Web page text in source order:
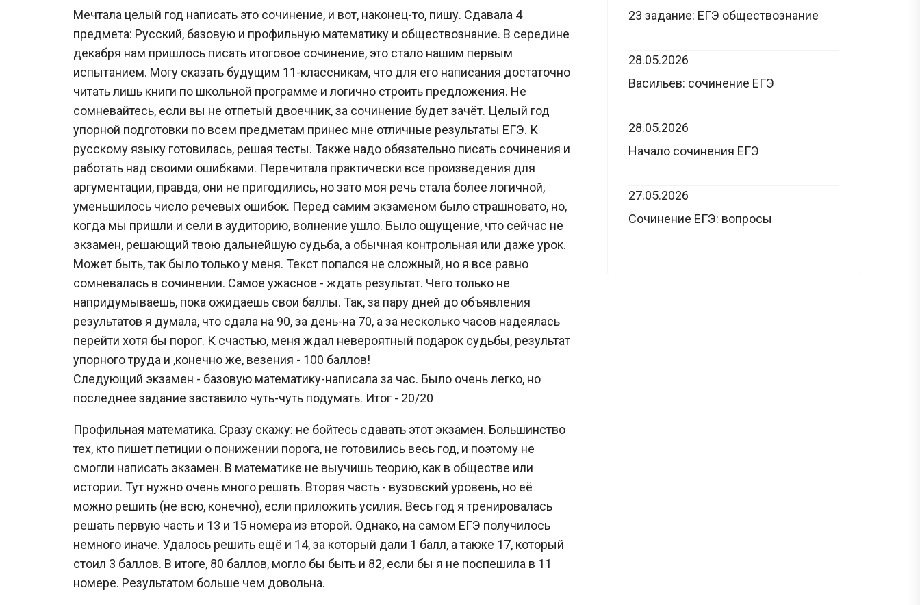
Мечтала целый год написать это сочинение, и вот, наконец-то, пишу. Сдавала 4
предмета: Русский, базовую и профильную математику и обществознание. В середине
декабря нам пришлось писать итоговое сочинение, это стало нашим первым
испытанием. Могу сказать будущим 11-классникам, что для его написания достаточно
читать лишь книги по школьной программе и логично строить предложения. Не
сомневайтесь, если вы не отпетый двоечник, за сочинение будет зачёт. Целый год
упорной подготовки по всем предметам принес мне отличные результаты ЕГЭ. К
русскому языку готовилась, решая тесты. Также надо обязательно писать сочинения и
работать над своими ошибками. Перечитала практически все произведения для
аргументации, правда, они не пригодились, но зато моя речь стала более логичной,
уменьшилось число речевых ошибок. Перед самим экзаменом было страшновато, но,
когда мы пришли и сели в аудиторию, волнение ушло. Было ощущение, что сейчас не
экзамен, решающий твою дальнейшую судьба, а обычная контрольная или даже урок.
Может быть, так было только у меня. Текст попался не сложный, но я все равно
сомневалась в сочинении. Самое ужасное - ждать результат. Чего только не
напридумываешь, пока ожидаешь свои баллы. Так, за пару дней до объявления
результатов я думала, что сдала на 90, за день-на 70, а за несколько часов надеялась
перейти хотя бы порог. К счастью, меня ждал невероятный подарок судьбы, результат
упорного труда и ,конечно же, везения - 100 баллов!
Следующий экзамен - базовую математику-написала за час. Было очень легко, но
последнее задание заставило чуть-чуть подумать. Итог - 20/20
Профильная математика. Сразу скажу: не бойтесь сдавать этот экзамен. Большинство
тех, кто пишет петиции о понижении порога, не готовились весь год, и поэтому не
смогли написать экзамен. В математике не выучишь теорию, как в обществе или
истории. Тут нужно очень много решать. Вторая часть - вузовский уровень, но её
можно решить (не всю, конечно), если приложить усилия. Весь год я тренировалась
решать первую часть и 13 и 15 номера из второй. Однако, на самом ЕГЭ получилось
немного иначе. Удалось решить ещё и 14, за который дали 1 балл, а также 17, который
стоил 3 баллов. В итоге, 80 баллов, могло бы быть и 82, если бы я не поспешила в 11
номере. Результатом больше чем довольна.
23 задание: ЕГЭ обществознание
28.05.2026
Васильев: сочинение ЕГЭ
28.05.2026
Начало сочинения ЕГЭ
27.05.2026
Сочинение ЕГЭ: вопросы